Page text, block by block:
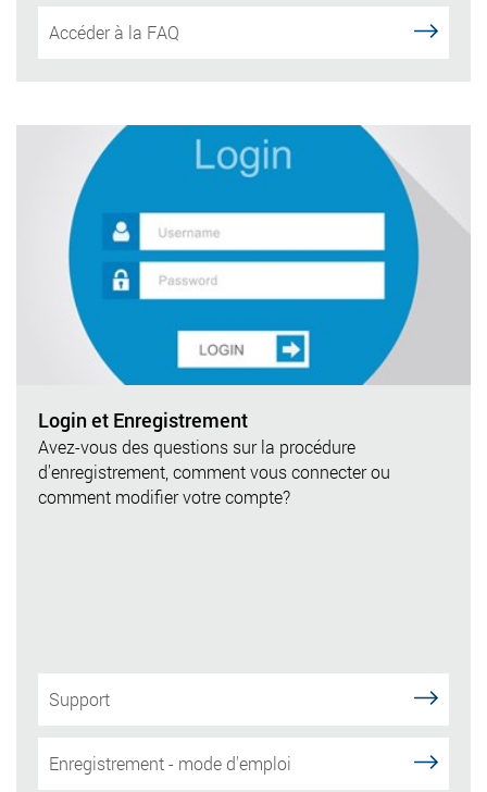
Accéder à la FAQ
Login et Enregistrement
Avez-vous des questions sur la procédure
d'enregistrement, comment vous connecter ou
comment modifier votre compte?
Support
Enregistrement - mode d'emploi